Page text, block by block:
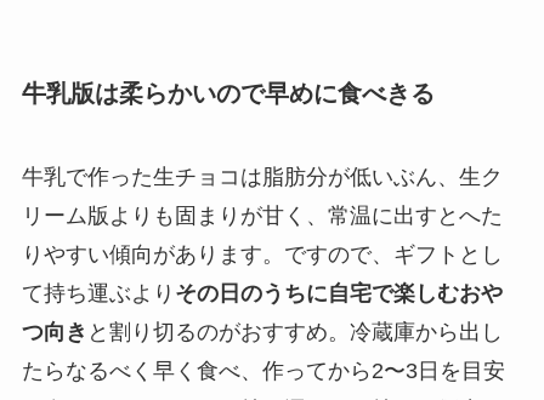
牛乳版は柔らかいので早めに食べきる
牛乳で作った生チョコは脂肪分が低いぶん、生ク
リーム版よりも固まりが甘く、常温に出すとへた
りやすい傾向があります。ですので、ギフトとし
て持ち運ぶより その日のうちに自宅で楽しむおや
つ向き と割り切るのがおすすめ。冷蔵庫から出し
たらなるべく早く食べ、作ってから2〜3日を目安